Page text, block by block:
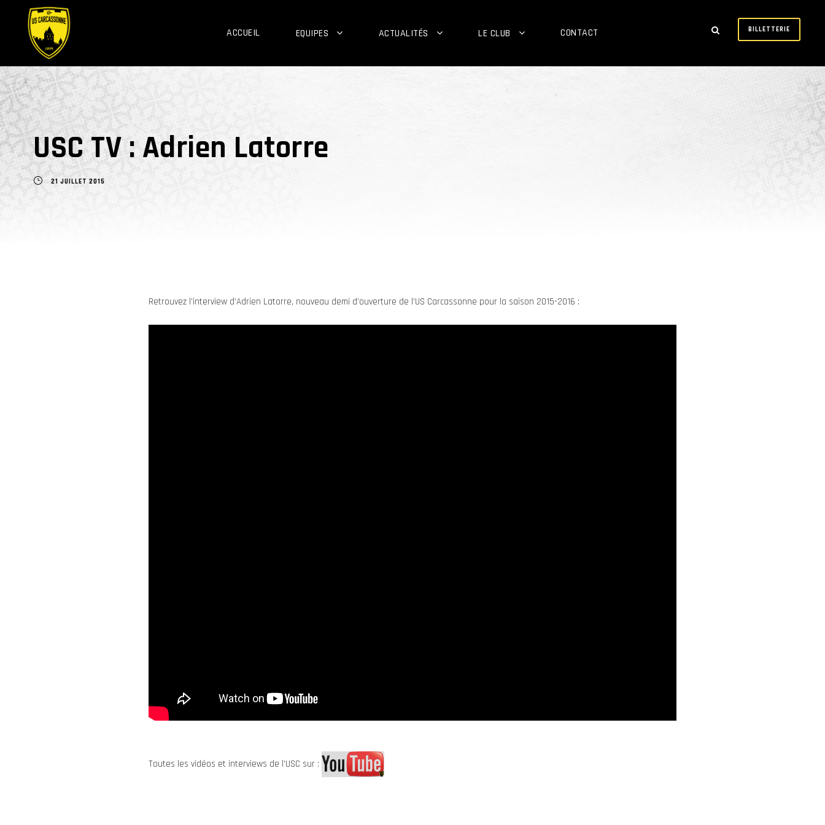
ACCUEIL EQUIPES ACTUALITÉS LE CLUB CONTACT BILLETTERIE
USC TV : Adrien Latorre
21 JUILLET 2015
Retrouvez l’interview d’Adrien Latorre, nouveau demi d’ouverture de l’US Carcassonne pour la saison 2015-2016 :
Toutes les vidéos et interviews de l’USC sur :